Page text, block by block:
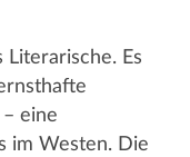
Es
eine
im Westen. Die